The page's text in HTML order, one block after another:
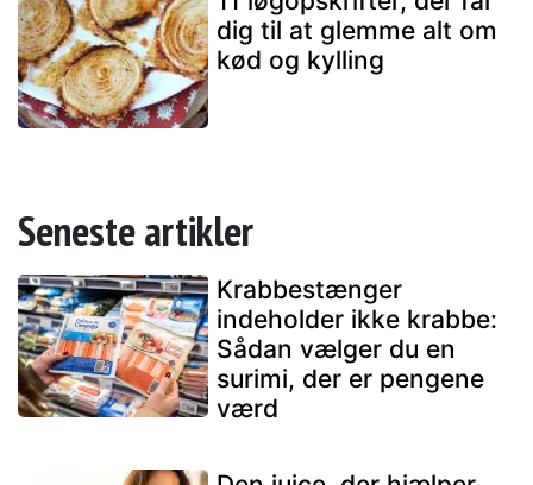
dig til at glemme alt om
kød og kylling
Seneste artikler
Krabbestænger
indeholder ikke krabbe:
Sådan vælger du en
surimi, der er pengene
værd